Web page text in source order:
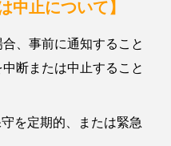
中止について】
、事前に通知すること
断または中止すること
を定期的、または緊急